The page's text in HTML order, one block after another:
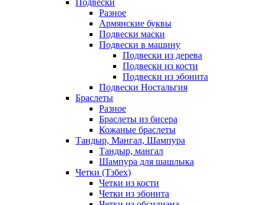
Подвески
Разное
Армянские буквы
Подвески маски
Подвески в машину
Подвески из дерева
Подвески из кости
Подвески из эбонита
Подвески Ностальгия
Браслеты
Разное
Браслеты из бисера
Кожаные браслеты
Тандыр, Мангал, Шампура
Тандыр, мангал
Шампура для шашлыка
Четки (Тзбех)
Четки из кости
Четки из эбонита